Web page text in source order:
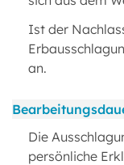
Ist der
an.
Die
persönliche